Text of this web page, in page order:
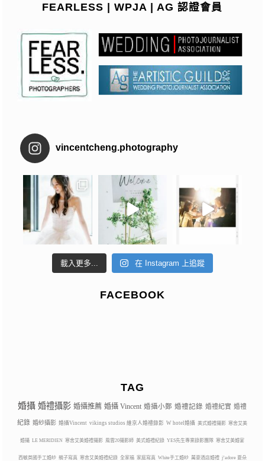
FEARLESS | WPJA | AG 認證會員
vincentcheng.photography
載入更多... 在 Instagram 上追蹤
FACEBOOK
TAG
婚攝 婚禮攝影 婚攝推薦 婚攝 Vincent 婚攝小鄭 婚禮記錄 婚禮紀實 婚禮
紀錄 婚紗攝影 婚攝Vincent vikings studios 維京人婚禮錄影 W hotel婚攝 美式婚禮攝影 寒舍艾美
婚攝 LE MERIDIEN 寒舍艾美婚禮攝影 風雲20攝影師 美式婚禮紀錄 YES先生專業錄影團隊 寒舍艾美婚宴
西敏英國手工婚紗 親子寫真 寒舍艾美婚禮紀錄 全家福 家庭寫真 White手工婚紗 萬豪酒店婚禮 j’adore 夏朵